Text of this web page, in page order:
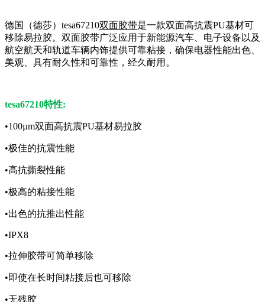
德国（德莎）tesa67210双面胶带是一款双面高抗震PU基材可
移除易拉胶。双面胶带广泛应用于新能源汽车、电子设备以及
航空航天和轨道车辆内饰提供可靠粘接，确保电器性能出色、
美观、具有耐久性和可靠性，经久耐用。
tesa67210特性:
•100µm双面高抗震PU基材易拉胶
•极佳的抗震性能
•高抗撕裂性能
•极高的粘接性能
•出色的抗推出性能
•IPX8
•拉伸胶带可简单移除
•即使在长时间粘接后也可移除
•无残胶